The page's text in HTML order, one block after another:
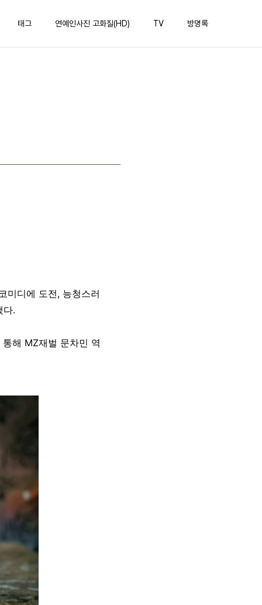
태그 연예인사진 고화질(HD) TV 방명록
미디에 도전, 능청스러
다.
해 MZ재벌 문차민 역